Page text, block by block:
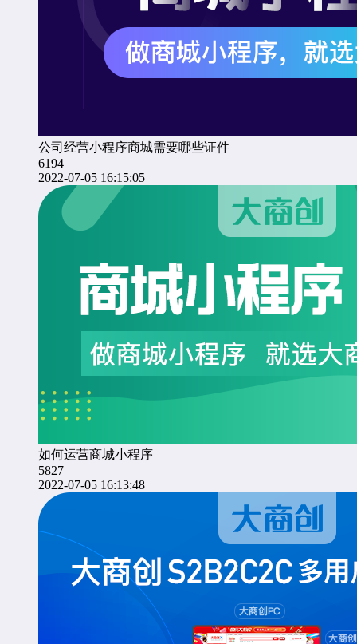
公司经营小程序商城需要哪些证件
6194
2022-07-05 16:15:05
如何运营商城小程序
5827
2022-07-05 16:13:48